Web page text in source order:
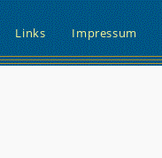
Links Impressum